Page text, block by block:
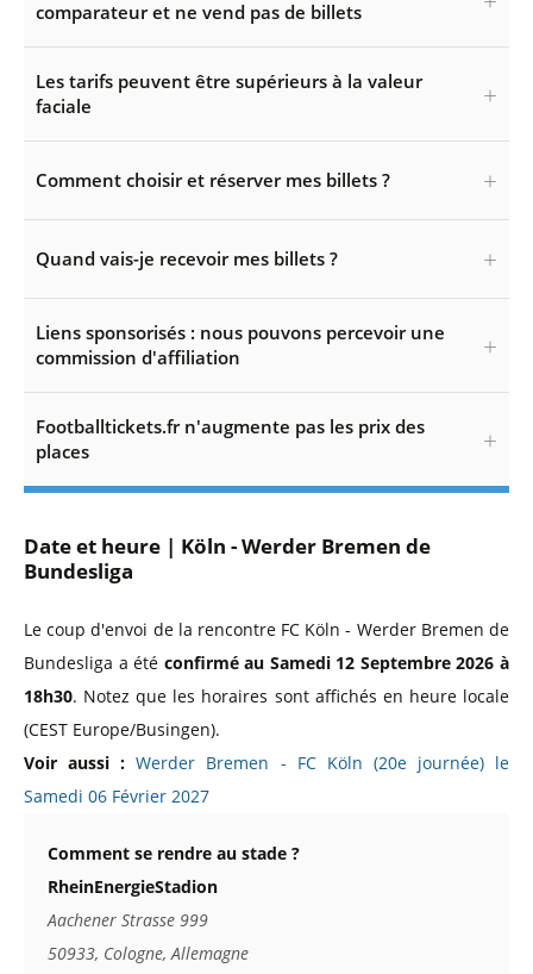
comparateur et ne vend pas de billets
Les tarifs peuvent être supérieurs à la valeur
faciale
Comment choisir et réserver mes billets ?
Quand vais-je recevoir mes billets ?
Liens sponsorisés : nous pouvons percevoir une
commission d'affiliation
Footballtickets.fr n'augmente pas les prix des
places
Date et heure | Köln - Werder Bremen de
Bundesliga
Le coup d'envoi de la rencontre FC Köln - Werder Bremen de
Bundesliga a été confirmé au Samedi 12 Septembre 2026 à
18h30. Notez que les horaires sont affichés en heure locale
(CEST Europe/Busingen).
Voir aussi : Werder Bremen - FC Köln (20e journée) le
Samedi 06 Février 2027
Comment se rendre au stade ?
RheinEnergieStadion
Aachener Strasse 999
50933, Cologne, Allemagne